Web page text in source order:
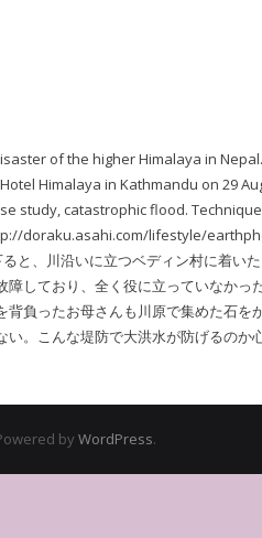
of the higher Himalaya in
Himalaya in Kathmandu on 29
study, catastrophic flood.
doraku.asahi.com/lifestyle/
ると、川沿いに立つベディン村に着
障しており、全く役に立っていなか
背負ったお母さんも川原で集めた石
い。こんな堤防で大洪水が防げるのか
by WordPress.